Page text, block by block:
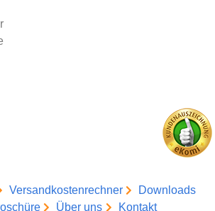
Versandkostenrechner
Downloads
Über uns Kontakt